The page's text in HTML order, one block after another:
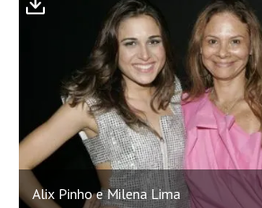
Alix Pinho e Milena Lima